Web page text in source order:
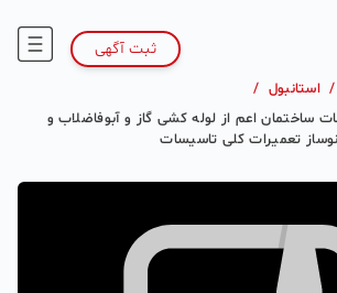
ثبت آگهی
/ استانبول /
ساختمان اعم از لوله کشی گاز و آبوفاضلاب و
تعمیرات کلی تاسیسات